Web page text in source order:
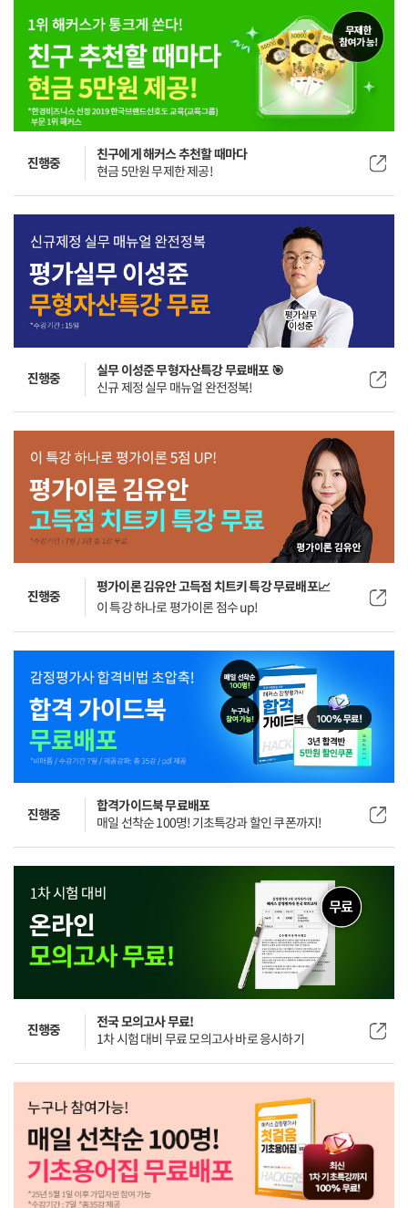
진행중
친구에게 해커스 추천할 때마다
현금 5만원 무제한 제공!
진행중
실무 이성준 무형자산특강 무료배포 🎯
신규 제정 실무 매뉴얼 완전정복!
진행중
평가이론 김유안 고득점 치트키 특강 무료배포📈
이 특강 하나로 평가이론 점수 up!
진행중
합격가이드북 무료배포
매일 선착순 100명! 기초특강과 할인 쿠폰까지!
진행중
전국 모의고사 무료!
1차 시험 대비 무료 모의고사 바로 응시하기